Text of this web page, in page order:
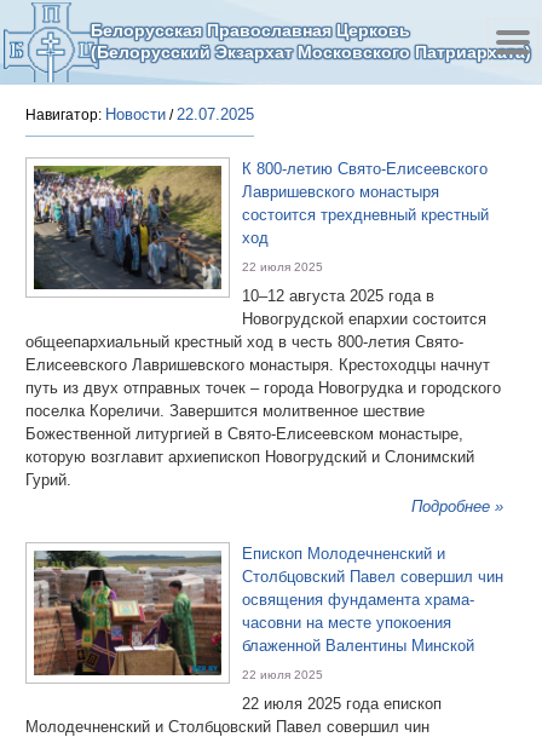
Белорусская Православная Церковь
(Белорусский Экзархат Московского Патриархата)
Навигатор: Новости /22.07.2025
К 800-летию Свято-Елисеевского
Лавришевского монастыря
состоится трехдневный крестный
ход
22 июля 2025
10–12 августа 2025 года в
Новогрудской епархии состоится
общеепархиальный крестный ход в честь 800-летия Свято-
Елисеевского Лавришевского монастыря. Крестоходцы начнут
путь из двух отправных точек – города Новогрудка и городского
поселка Кореличи. Завершится молитвенное шествие
Божественной литургией в Свято-Елисеевском монастыре,
которую возглавит архиепископ Новогрудский и Слонимский
Гурий.
Подробнее »
Епископ Молодечненский и
Столбцовский Павел совершил чин
освящения фундамента храма-
часовни на месте упокоения
блаженной Валентины Минской
22 июля 2025
22 июля 2025 года епископ
Молодечненский и Столбцовский Павел совершил чин